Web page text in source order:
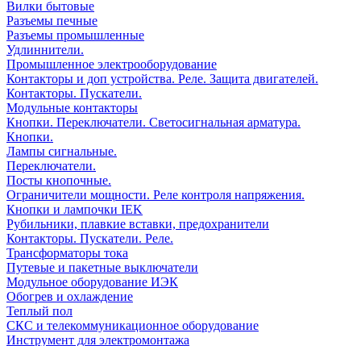
Вилки бытовые
Разъемы печные
Разъемы промышленные
Удлиннители.
Промышленное электрооборудование
Контакторы и доп устройства. Реле. Защита двигателей.
Контакторы. Пускатели.
Модульные контакторы
Кнопки. Переключатели. Светосигнальная арматура.
Кнопки.
Лампы сигнальные.
Переключатели.
Посты кнопочные.
Ограничители мощности. Реле контроля напряжения.
Кнопки и лампочки IEK
Рубильники, плавкие вставки, предохранители
Контакторы. Пускатели. Реле.
Трансформаторы тока
Путевые и пакетные выключатели
Модульное оборудование ИЭК
Обогрев и охлаждение
Теплый пол
СКС и телекоммуникационное оборудование
Инструмент для электромонтажа